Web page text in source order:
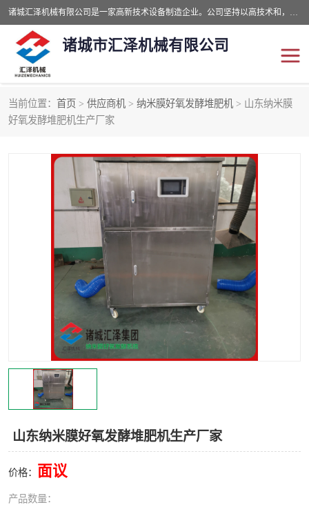
诸城汇泽机械有限公司是一家高新技术设备制造企业。公司坚持以高技术和，高服务于用户，以的环保机械制造设备赢的用户的信赖。现在主要生产死亡畜禽无害化处理和立式和卧式有机肥设备，搅拌机，烘干机，高温发酵机等。污水处理设备，固液分离机。气浮机，化制机等。公司秉承品质，用户至上，科技创新的经营理。
诸城市汇泽机械有限公司
当前位置： 首页 > 供应商机 > 纳米膜好氧发酵堆肥机 > 山东纳米膜
好氧发酵堆肥机生产厂家
山东纳米膜好氧发酵堆肥机生产厂家
价格： 面议
产品数量：
发酵设备
鸡粪发酵机 有机肥设备
纳米膜好氧发酵堆肥机 粪污烘干酶体机
纳米膜发酵
膜式发酵仓 分子膜堆肥仓
分子膜发酵堆肥设备